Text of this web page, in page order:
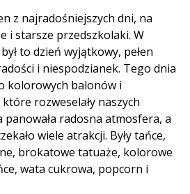
z najradośniejszych dni, na
i starsze przedszkolaki. W
to dzień wyjątkowy, pełen
i niespodzianek. Tego dnia
kolorowych balonów i
rozweselały naszych
panowała radosna atmosfera, a
wiele atrakcji. Były tańce,
brokatowe tatuaże, kolorowe
wata cukrowa, popcorn i